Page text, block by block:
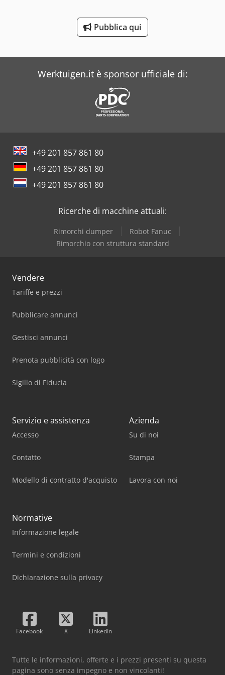
Pubblica qui
Werktuigen.it è sponsor ufficiale di:
+49 201 857 861 80
+49 201 857 861 80
+49 201 857 861 80
Ricerche di macchine attuali:
Rimorchi dumper
Robot Fanuc
Rimorchio con struttura standard
Vendere
Tariffe e prezzi
Pubblicare annunci
Gestisci annunci
Prenota pubblicità con logo
Sigillo di Fiducia
Servizio e assistenza
Accesso
Contatto
Modello di contratto d'acquisto
Azienda
Su di noi
Stampa
Lavora con noi
Normative
Informazione legale
Termini e condizioni
Dichiarazione sulla privacy
Facebook X LinkedIn
Tutte le informazioni, offerte e i prezzi presenti su questa
pagina sono senza impegno e non vincolanti!